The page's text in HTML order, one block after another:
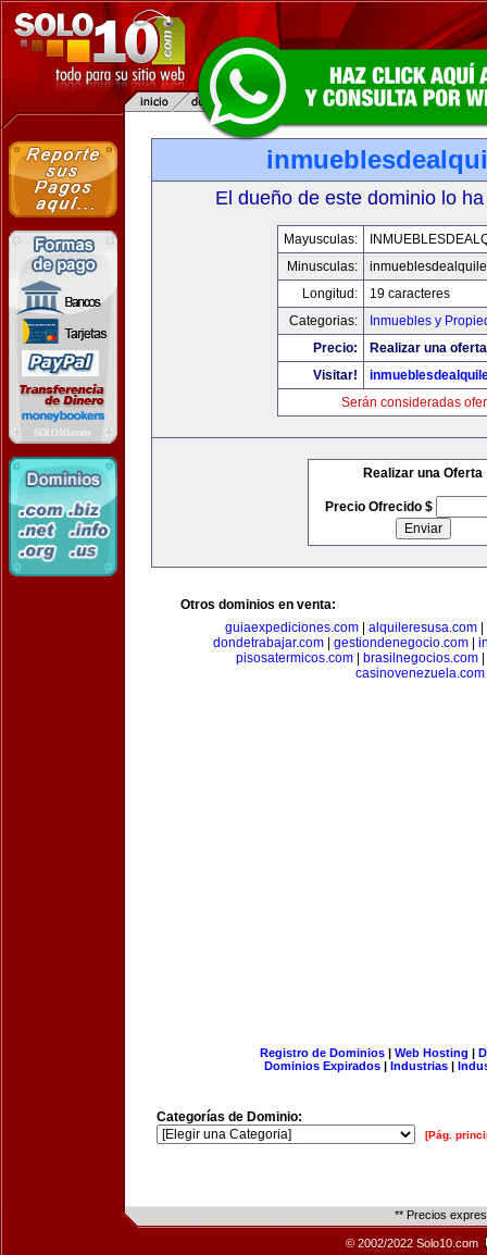
El dueño de este dominio lo
Mayusculas:
Minusculas:
Longitud:
19 caracteres
Categorias:
Inmuebles y
Precio:
Realizar una
Visitar!
Serán consideradas
Realizar una Oferta
Precio Ofrecido $
Otros dominios en venta:
guiaexpediciones.com| alquileresusa.com|
dondetrabajar.com| gestiondenegocio.com|
pisosatermicos.com
brasilnegocios.com
casinovenezuela.com
Registro de Dominios| Web Hosting |
Dominios Expirados | Industrias |
Categorías de Dominio:
[Pág.
** Precios
© 2002/2022 Solo10.com